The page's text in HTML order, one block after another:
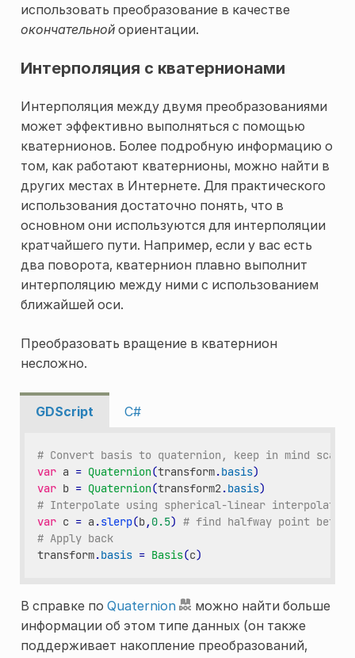
использовать преобразование в качестве
окончательнойориентации.
Интерполяция с кватернионами
Интерполяция между двумя преобразованиями
может эффективно выполняться с помощью
кватернионов. Более подробную информацию о
том, как работают кватернионы, можно найти в
других местах в Интернете. Для практического
использования достаточно понять, что в
основном они используются для интерполяции
кратчайшего пути. Например, если у вас есть
два поворота, кватернион плавно выполнит
интерполяцию между ними с использованием
ближайшей оси.
Преобразовать вращение в кватернион
несложно.
GDScript C#
# Convert basis to quaternion, keep in mind
var a = Quaternion(transform.basis)
var b = Quaternion(transform2.basis)
# Interpolate using spherical-linear interpolation
var c = a.slerp(b, 0.5) # find halfway point
# Apply back
transform.basis = Basis(c)
В справке по Quaternion
можно найти больше
информации об этом типе данных (он также
поддерживает накопление преобразований,